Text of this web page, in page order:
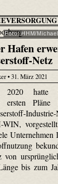
Foto: HHM/
Hafen
Netz
• 31. März 2021
2020 hatte
ersten
Unternehmen
von
bis zum